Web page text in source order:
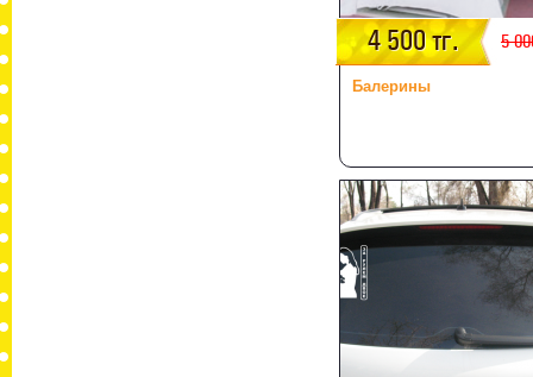
4 500 тг. 5
Балерины